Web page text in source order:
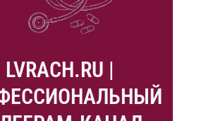
LVRACH.RU |